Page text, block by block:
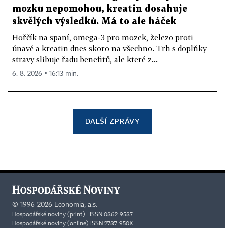
mozku nepomohou, kreatin dosahuje
skvělých výsledků. Má to ale háček
Hořčík na spaní, omega-3 pro mozek, železo proti
únavě a kreatin dnes skoro na všechno. Trh s doplňky
stravy slibuje řadu benefitů, ale které z...
6. 8. 2026 ▪ 16:13 min.
DALŠÍ ZPRÁVY
© 1996-2026 Economia, a.s.
Hospodářské noviny (print) ISSN 0862-9587
Hospodářské noviny (online) ISSN 2787-950X